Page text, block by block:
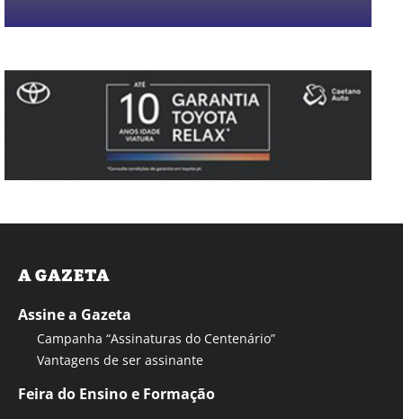
A GAZETA
Assine a Gazeta
Campanha “Assinaturas do Centenário”
Vantagens de ser assinante
Feira do Ensino e Formação